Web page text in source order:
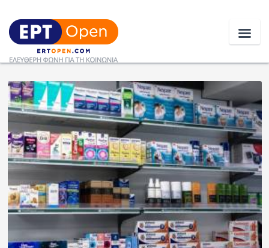
Ειδήσεις
Ελλάδα
Κοινωνία
Πολιτική
Οικονομία
Αθλητικά